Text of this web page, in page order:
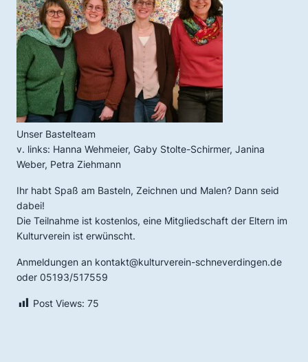
Unser Bastelteam
v. links: Hanna Wehmeier, Gaby Stolte-Schirmer, Janina
Weber, Petra Ziehmann
Ihr habt Spaß am Basteln, Zeichnen und Malen? Dann seid
dabei!
Die Teilnahme ist kostenlos, eine Mitgliedschaft der Eltern im
Kulturverein ist erwünscht.
Anmeldungen an kontakt@kulturverein-schneverdingen.de
oder 05193/517559
Post Views: 75